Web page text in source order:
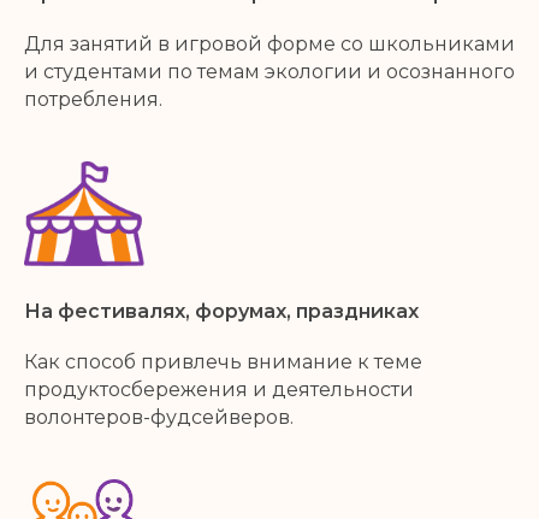
Для занятий в игровой форме со школьниками
и студентами по темам экологии и осознанного
потребления.
На фестивалях, форумах, праздниках
Как способ привлечь внимание к теме
продуктосбережения и деятельности
волонтеров-фудсейверов.